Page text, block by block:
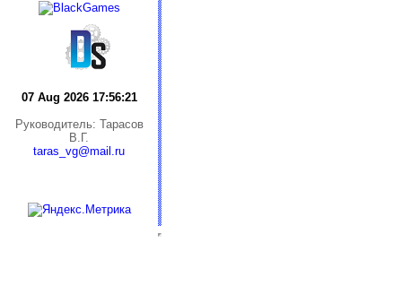
07 Aug 2026 17:56:22
Руководитель: Тарасов
В.Г.
taras_vg@mail.ru